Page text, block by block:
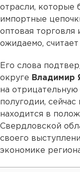
отрасли, которые
импортные
оптовая торговля
ожидаемо,
Его слова
округе Владимир
на
полугодии,
находится в
Свердловской
своего
экономике